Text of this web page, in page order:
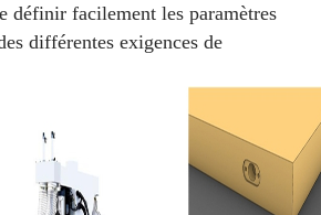
définir facilement les paramètres
différentes exigences de